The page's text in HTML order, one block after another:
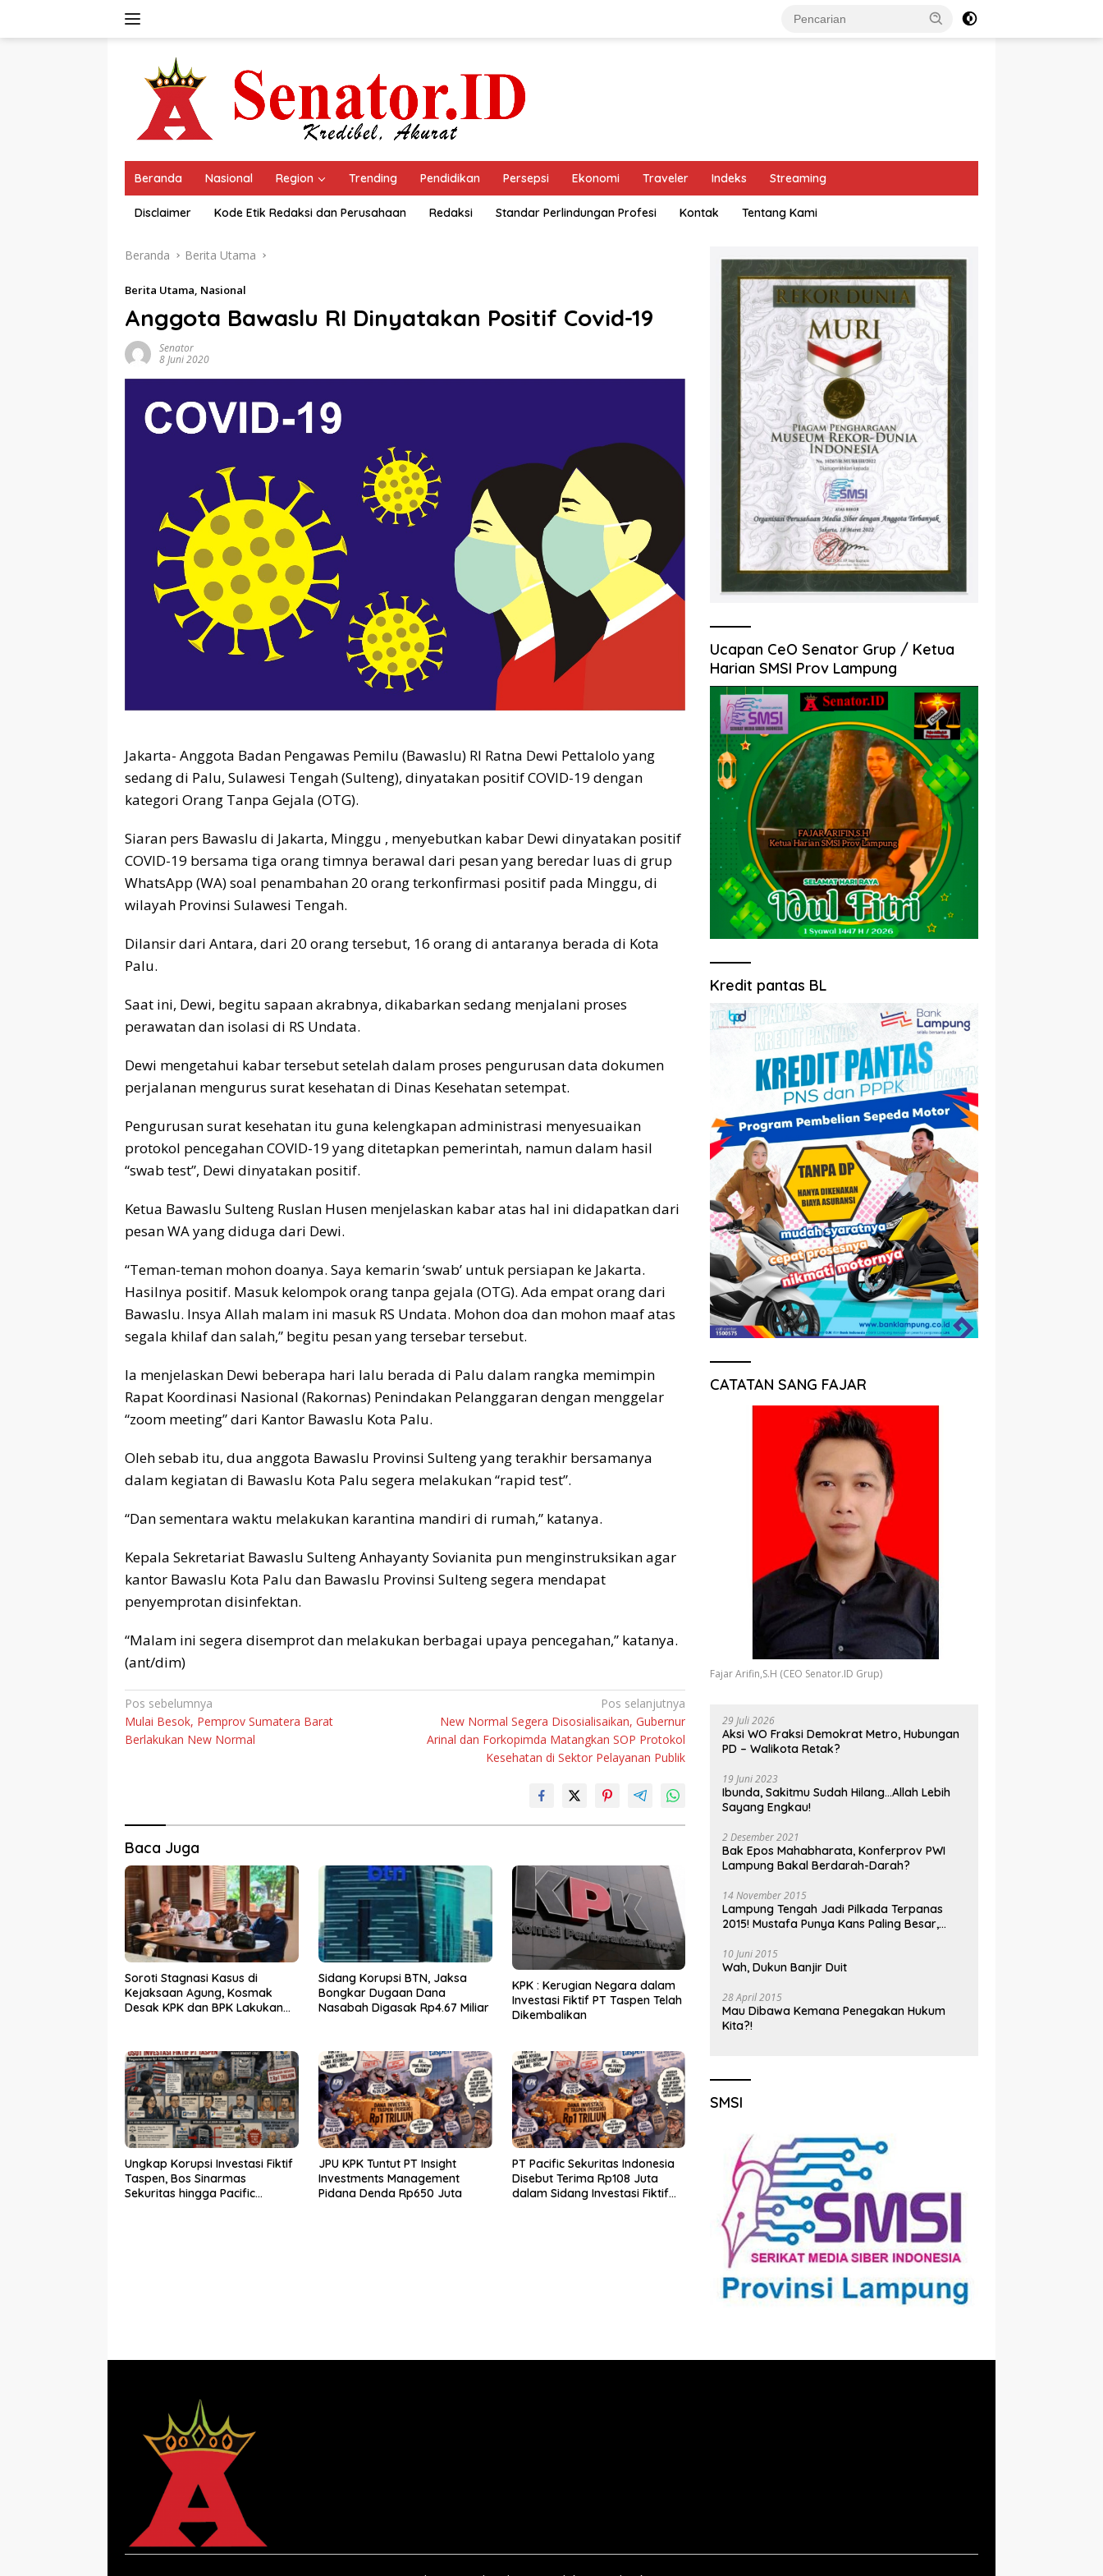
Beranda Nasional Region Trending Pendidikan Persepsi Ekonomi Traveler Indeks Streaming
Disclaimer Kode Etik Redaksi dan Perusahaan Redaksi Standar Perlindungan Profesi Kontak Tentang Kami
Beranda Berita Utama
Berita Utama, Nasional
Anggota Bawaslu RI Dinyatakan Positif Covid-19
Senator
8 Juni 2020
Jakarta- Anggota Badan Pengawas Pemilu (Bawaslu) RI Ratna Dewi Pettalolo yang
sedang di Palu, Sulawesi Tengah (Sulteng), dinyatakan positif COVID-19 dengan
kategori Orang Tanpa Gejala (OTG).
Siaran pers Bawaslu di Jakarta, Minggu , menyebutkan kabar Dewi dinyatakan positif
COVID-19 bersama tiga orang timnya berawal dari pesan yang beredar luas di grup
WhatsApp (WA) soal penambahan 20 orang terkonfirmasi positif pada Minggu, di
wilayah Provinsi Sulawesi Tengah.
Dilansir dari Antara, dari 20 orang tersebut, 16 orang di antaranya berada di Kota
Palu.
Saat ini, Dewi, begitu sapaan akrabnya, dikabarkan sedang menjalani proses
perawatan dan isolasi di RS Undata.
Dewi mengetahui kabar tersebut setelah dalam proses pengurusan data dokumen
perjalanan mengurus surat kesehatan di Dinas Kesehatan setempat.
Pengurusan surat kesehatan itu guna kelengkapan administrasi menyesuaikan
protokol pencegahan COVID-19 yang ditetapkan pemerintah, namun dalam hasil
“swab test”, Dewi dinyatakan positif.
Ketua Bawaslu Sulteng Ruslan Husen menjelaskan kabar atas hal ini didapatkan dari
pesan WA yang diduga dari Dewi.
“Teman-teman mohon doanya. Saya kemarin ‘swab’ untuk persiapan ke Jakarta.
Hasilnya positif. Masuk kelompok orang tanpa gejala (OTG). Ada empat orang dari
Bawaslu. Insya Allah malam ini masuk RS Undata. Mohon doa dan mohon maaf atas
segala khilaf dan salah,” begitu pesan yang tersebar tersebut.
Ia menjelaskan Dewi beberapa hari lalu berada di Palu dalam rangka memimpin
Rapat Koordinasi Nasional (Rakornas) Penindakan Pelanggaran dengan menggelar
“zoom meeting” dari Kantor Bawaslu Kota Palu.
Oleh sebab itu, dua anggota Bawaslu Provinsi Sulteng yang terakhir bersamanya
dalam kegiatan di Bawaslu Kota Palu segera melakukan “rapid test”.
“Dan sementara waktu melakukan karantina mandiri di rumah,” katanya.
Kepala Sekretariat Bawaslu Sulteng Anhayanty Sovianita pun menginstruksikan agar
kantor Bawaslu Kota Palu dan Bawaslu Provinsi Sulteng segera mendapat
penyemprotan disinfektan.
“Malam ini segera disemprot dan melakukan berbagai upaya pencegahan,” katanya.
(ant/dim)
Navigasi
pos
Pos sebelumnya
Mulai Besok, Pemprov Sumatera Barat
Berlakukan New Normal
Pos selanjutnya
New Normal Segera Disosialisaikan, Gubernur
Arinal dan Forkopimda Matangkan SOP Protokol
Kesehatan di Sektor Pelayanan Publik
Baca Juga
Soroti Stagnasi Kasus di
Kejaksaan Agung, Kosmak
Desak KPK dan BPK Lakukan
Sidang Korupsi BTN, Jaksa
Bongkar Dugaan Dana
Nasabah Digasak Rp4.67 Miliar
KPK : Kerugian Negara dalam
Investasi Fiktif PT Taspen Telah
Dikembalikan
Ungkap Korupsi Investasi Fiktif
Taspen, Bos Sinarmas
Sekuritas hingga Pacific
JPU KPK Tuntut PT Insight
Investments Management
Pidana Denda Rp650 Juta
PT Pacific Sekuritas Indonesia
Disebut Terima Rp108 Juta
dalam Sidang Investasi Fiktif
Ucapan CeO Senator Grup / Ketua
Harian SMSI Prov Lampung
Kredit pantas BL
CATATAN SANG FAJAR
Fajar Arifin,S.H (CEO Senator.ID Grup)
29 Juli 2026
Aksi WO Fraksi Demokrat Metro, Hubungan
PD – Walikota Retak?
19 Juni 2023
Ibunda, Sakitmu Sudah Hilang…Allah Lebih
Sayang Engkau!
2 Desember 2021
Bak Epos Mahabharata, Konferprov PWI
Lampung Bakal Berdarah-Darah?
14 November 2015
Lampung Tengah Jadi Pilkada Terpanas
2015! Mustafa Punya Kans Paling Besar,
10 Juni 2015
Wah, Dukun Banjir Duit
28 April 2015
Mau Dibawa Kemana Penegakan Hukum
Kita?!
SMSI